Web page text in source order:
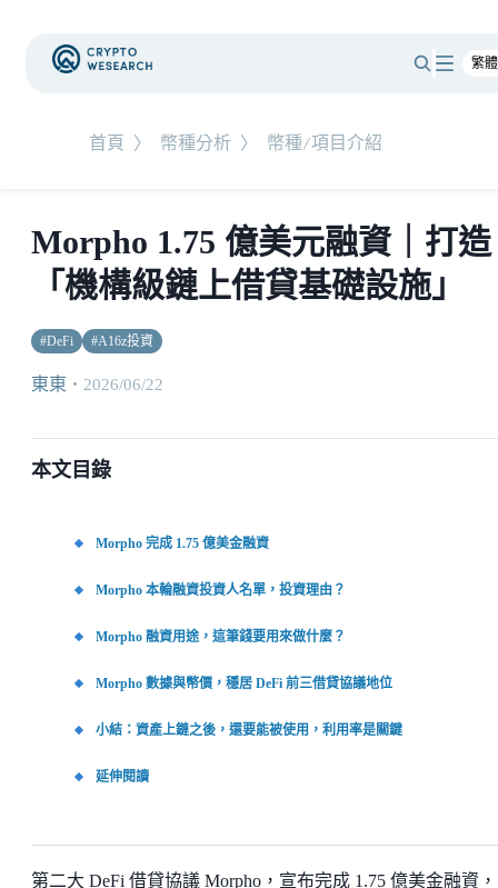
首頁 〉 幣種分析 〉 幣種/項目介紹
Morpho 1.75 億美元融資｜打造
「機構級鏈上借貸基礎設施」
#DeFi #A16z投資
東東 ・ 2026/06/22
本文目錄
Morpho 完成 1.75 億美金融資
Morpho 本輪融資投資人名單，投資理由？
Morpho 融資用途，這筆錢要用來做什麼？
Morpho 數據與幣價，穩居 DeFi 前三借貸協議地位
小結：資產上鏈之後，還要能被使用，利用率是關鍵
延伸閱讀
第二大 DeFi 借貸協議 Morpho，宣布完成 1.75 億美金融資